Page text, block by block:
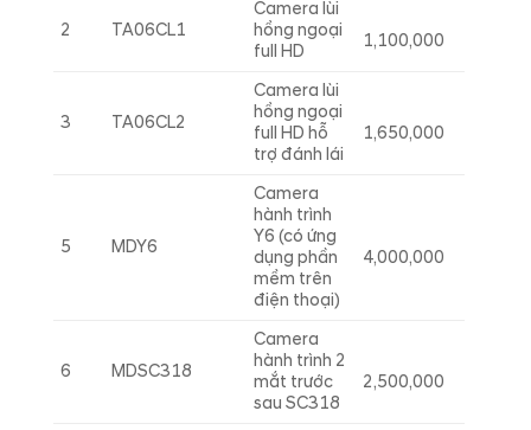
2 TA06CL1
Camera lùi
hồng ngoại
full HD
1,100,000
3 TA06CL2
Camera lùi
hồng ngoại
full HD hỗ
trợ đánh lái
1,650,000
5 MDY6
Camera
hành trình
Y6 (có ứng
dụng phần
mềm trên
điện thoại)
4,000,000
6 MDSC318
Camera
hành trình 2
mắt trước
sau SC318
2,500,000